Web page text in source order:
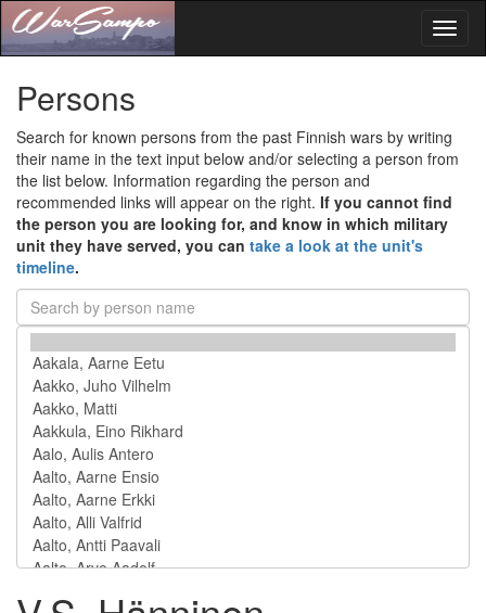
Persons
Search for known persons from the past Finnish wars by writing
their name in the text input below and/or selecting a person from
the list below. Information regarding the person and
recommended links will appear on the right. If you cannot find
the person you are looking for, and know in which military
unit they have served, you can take a look at the unit's
timeline.